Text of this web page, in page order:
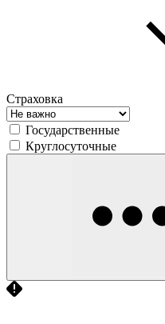
Страховка
Государственные
Круглосуточные